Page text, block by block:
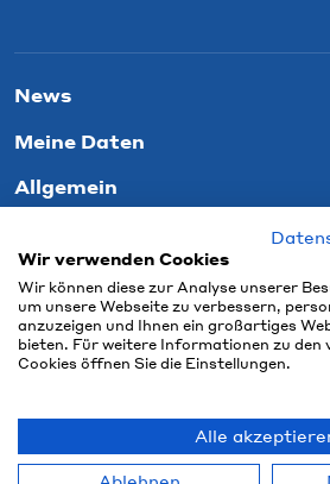
News
Meine Daten
Allgemein
© 2026 Connect Com
Wir verwenden Cookies
Wir können diese zur Analyse unserer
um unsere Webseite zu verbessern,
anzuzeigen und Ihnen ein großartiges
bieten. Für weitere Informationen zu den
Cookies öffnen Sie die Einstellungen.
Alle